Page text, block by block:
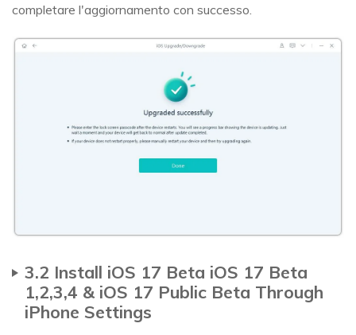
completare l'aggiornamento con successo.
3.2 Install iOS 17 Beta iOS 17 Beta
1,2,3,4 & iOS 17 Public Beta Through
iPhone Settings